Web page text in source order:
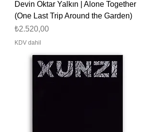
Devin Oktar Yalkın | Alone Together
(One Last Trip Around the Garden)
Fiyat
₺2.520,00
KDV dahil